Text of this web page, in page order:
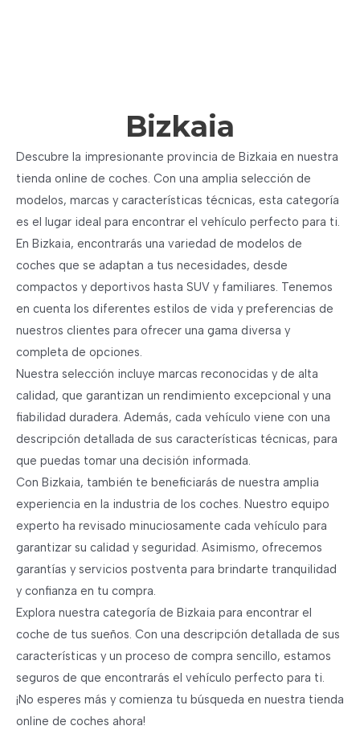
Bizkaia
Descubre la impresionante provincia de Bizkaia en nuestra
tienda online de coches. Con una amplia selección de
modelos, marcas y características técnicas, esta categoría
es el lugar ideal para encontrar el vehículo perfecto para ti.
En Bizkaia, encontrarás una variedad de modelos de
coches que se adaptan a tus necesidades, desde
compactos y deportivos hasta SUV y familiares. Tenemos
en cuenta los diferentes estilos de vida y preferencias de
nuestros clientes para ofrecer una gama diversa y
completa de opciones.
Nuestra selección incluye marcas reconocidas y de alta
calidad, que garantizan un rendimiento excepcional y una
fiabilidad duradera. Además, cada vehículo viene con una
descripción detallada de sus características técnicas, para
que puedas tomar una decisión informada.
Con Bizkaia, también te beneficiarás de nuestra amplia
experiencia en la industria de los coches. Nuestro equipo
experto ha revisado minuciosamente cada vehículo para
garantizar su calidad y seguridad. Asimismo, ofrecemos
garantías y servicios postventa para brindarte tranquilidad
y confianza en tu compra.
Explora nuestra categoría de Bizkaia para encontrar el
coche de tus sueños. Con una descripción detallada de sus
características y un proceso de compra sencillo, estamos
seguros de que encontrarás el vehículo perfecto para ti.
¡No esperes más y comienza tu búsqueda en nuestra tienda
online de coches ahora!